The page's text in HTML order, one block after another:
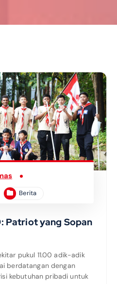
Berita
Patriot yang Sopan
pukul 11.00 adik-adik
berdatangan dengan
kebutuhan pribadi untuk